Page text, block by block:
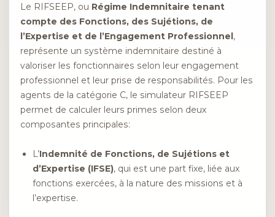
Le RIFSEEP, ou Régime Indemnitaire tenant
compte des Fonctions, des Sujétions, de
l’Expertise et de l’Engagement Professionnel,
représente un système indemnitaire destiné à
valoriser les fonctionnaires selon leur engagement
professionnel et leur prise de responsabilités. Pour les
agents de la catégorie C, le simulateur RIFSEEP
permet de calculer leurs primes selon deux
composantes principales:
L’Indemnité de Fonctions, de Sujétions et
d’Expertise (IFSE), qui est une part fixe, liée aux
fonctions exercées, à la nature des missions et à
l’expertise.